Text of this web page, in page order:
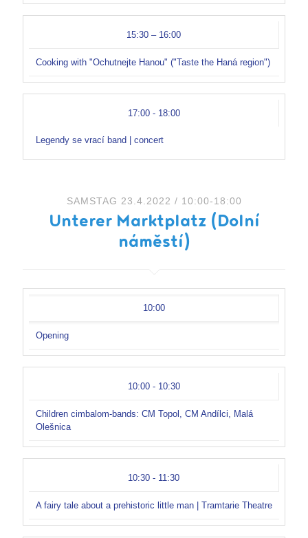
15:30 – 16:00
Cooking with "Ochutnejte Hanou" ("Taste the Haná region")
17:00 - 18:00
Legendy se vrací band | concert
SAMSTAG 23.4.2022 / 10:00-18:00
Unterer Marktplatz (Dolní
náměstí)
10:00
Opening
10:00 - 10:30
Children cimbalom-bands: CM Topol, CM Andílci, Malá
Olešnica
10:30 - 11:30
A fairy tale about a prehistoric little man | Tramtarie Theatre